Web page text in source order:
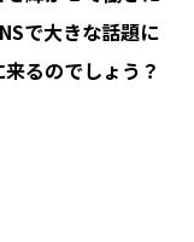
で大きな話題に
るのでしょう？